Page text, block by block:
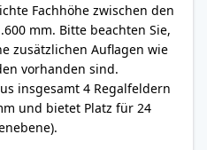
Fachhöhe zwischen den
mm. Bitte beachten Sie,
zusätzlichen Auflagen wie
vorhanden sind.
insgesamt 4 Regalfeldern
und bietet Platz für 24